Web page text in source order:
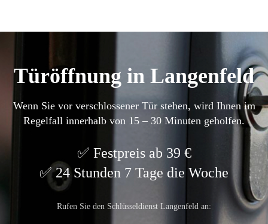
Türöffnung in Langenfeld
Wenn Sie vor verschlossener Tür stehen, wird Ihnen im
Regelfall innerhalb von 15 – 30 Minuten geholfen.
Festpreis ab 39 €
24 Stunden 7 Tage die Woche
Rufen Sie den Schlüsseldienst Langenfeld an: